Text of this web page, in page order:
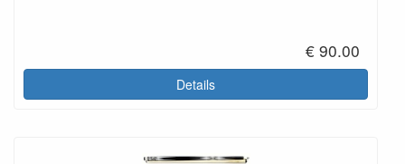
€ 90.00
Details